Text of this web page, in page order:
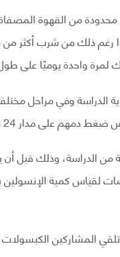
من القهوة المصفاة
رغم ذلك من شرب أكثر
لمرة واحدة يوميًا على
الدراسة وفي مراحل
دمهم على مدار 24 ساعة.
كمية الإنسولين
بعد 6 أسابيع من تلقي